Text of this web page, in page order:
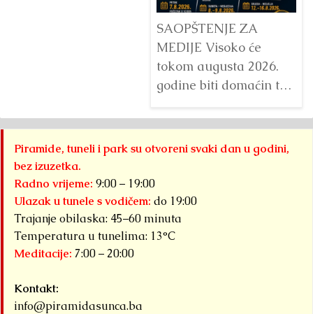
SAOPŠTENJE ZA
MEDIJE Visoko će
tokom augusta 2026.
godine biti domaćin tri
sportska događaja
okupljena pod
zajedničkim nazivom...
Piramide, tuneli i park su otvoreni svaki dan u godini,
bez izuzetka.
Radno vrijeme: 9:00 – 19:00
Ulazak u tunele s vodičem: do 19:00
Trajanje obilaska: 45–60 minuta
Temperatura u tunelima: 13°C
Meditacije: 7:00 – 20:00
Kontakt:
info@piramidasunca.ba